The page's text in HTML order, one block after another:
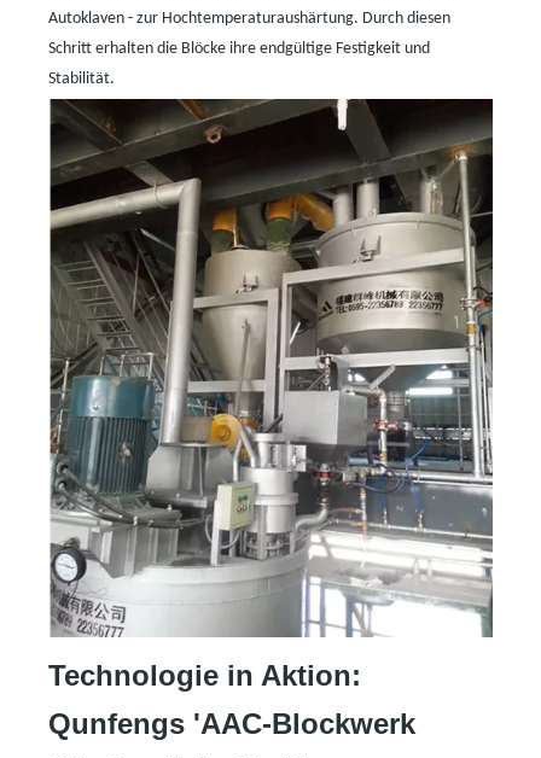
Autoklaven - zur Hochtemperaturaushärtung. Durch diesen
Schritt erhalten die Blöcke ihre endgültige Festigkeit und
Stabilität.
Technologie in Aktion:
Qunfengs 'AAC-Blockwerk